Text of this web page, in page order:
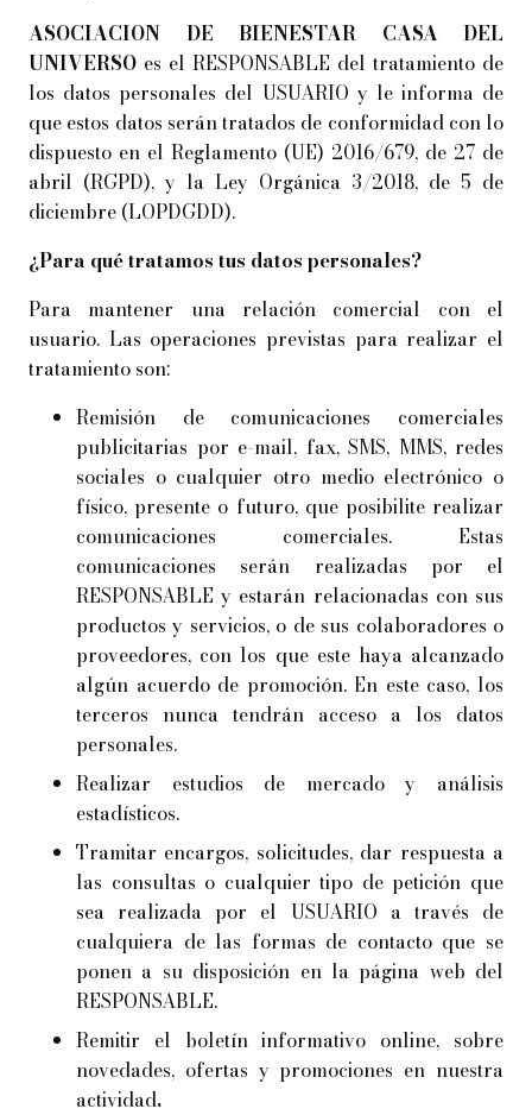
ASOCIACION DE BIENESTAR CASA DEL
UNIVERSO es el RESPONSABLE del tratamiento de
los datos personales del USUARIO y le informa de
que estos datos serán tratados de conformidad con lo
dispuesto en el Reglamento (UE) 2016/679, de 27 de
abril (RGPD), y la Ley Orgánica 3/2018, de 5 de
diciembre (LOPDGDD).
¿Para qué tratamos tus datos personales?
Para mantener una relación comercial con el
usuario. Las operaciones previstas para realizar el
tratamiento son:
Remisión de comunicaciones comerciales
publicitarias por e-mail, fax, SMS, MMS, redes
sociales o cualquier otro medio electrónico o
físico, presente o futuro, que posibilite realizar
comunicaciones comerciales. Estas
comunicaciones serán realizadas por el
RESPONSABLE y estarán relacionadas con sus
productos y servicios, o de sus colaboradores o
proveedores, con los que este haya alcanzado
algún acuerdo de promoción. En este caso, los
terceros nunca tendrán acceso a los datos
personales.
Realizar estudios de mercado y análisis
estadísticos.
Tramitar encargos, solicitudes, dar respuesta a
las consultas o cualquier tipo de petición que
sea realizada por el USUARIO a través de
cualquiera de las formas de contacto que se
ponen a su disposición en la página web del
RESPONSABLE.
Remitir el boletín informativo online, sobre
novedades, ofertas y promociones en nuestra
actividad.